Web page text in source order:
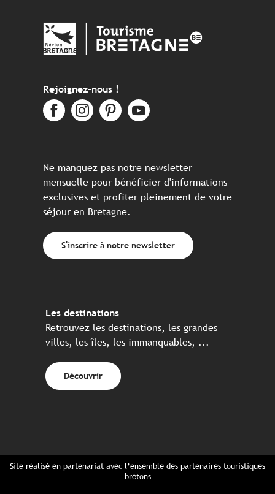
Rejoignez-nous !
Ne manquez pas notre newsletter
mensuelle pour bénéficier d'informations
exclusives et profiter pleinement de votre
séjour en Bretagne.
S'inscrire à notre newsletter
Les destinations
Retrouvez les destinations, les grandes
villes, les îles, les immanquables, ...
Découvrir
Site réalisé en partenariat avec l’ensemble des partenaires touristiques
bretons